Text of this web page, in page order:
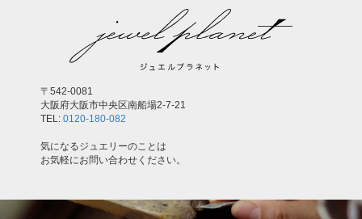
〒542-0081
大阪府大阪市中央区南船場2-7-21
TEL: 0120-180-082
気になるジュエリーのことは
お気軽にお問い合わせください。